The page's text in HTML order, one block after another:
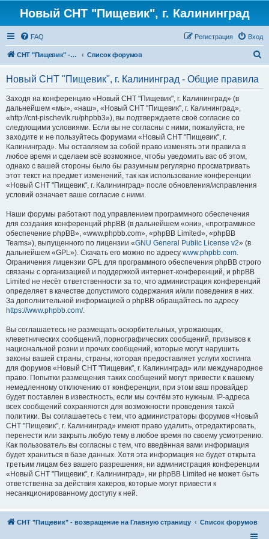
Новый СНТ "Пищевик", г. Калининград
FAQ Вход
Регистрация
СНТ "Пищевик" - возвращение на Главную страницу Список форумов
Новый СНТ "Пищевик", г. Калининград - Общие правила
Заходя на конференцию «Новый СНТ "Пищевик", г. Калининград» (в
дальнейшем «мы», «наш», «Новый СНТ "Пищевик", г. Калининград»,
«http://cnt-pischevik.ru/phpbb3»), вы подтверждаете своё согласие со
следующими условиями. Если вы не согласны с ними, пожалуйста, не
заходите и не пользуйтесь форумами «Новый СНТ "Пищевик", г.
Калининград». Мы оставляем за собой право изменять эти правила в
любое время и сделаем всё возможное, чтобы уведомить вас об этом,
однако с вашей стороны было бы разумным регулярно просматривать
этот текст на предмет изменений, так как использование конференции
«Новый СНТ "Пищевик", г. Калининград» после обновления/исправления
условий означает ваше согласие с ними.
Наши форумы работают под управлением программного обеспечения
для создания конференций phpBB (в дальнейшем «они», «программное
обеспечение phpBB», «www.phpbb.com», «phpBB Limited», «phpBB
Teams»), выпущенного по лицензии «GNU General Public License v2» (в
дальнейшем «GPL»). Скачать его можно по адресу www.phpbb.com.
Ограничения лицензии GPL для программного обеспечения phpBB строго
связаны с организацией и поддержкой интернет-конференций, и phpBB
Limited не несёт ответственности за то, что администрация конференций
определяет в качестве допустимого содержания и/или поведения в них.
За дополнительной информацией о phpBB обращайтесь по адресу
https://www.phpbb.com/.
Вы соглашаетесь не размещать оскорбительных, угрожающих,
клеветнических сообщений, порнографических сообщений, призывов к
национальной розни и прочих сообщений, которые могут нарушить
законы вашей страны, страны, которая предоставляет услуги хостинга
для форумов «Новый СНТ "Пищевик", г. Калининград» или международное
право. Попытки размещения таких сообщений могут привести к вашему
немедленному отключению от конференции, при этом ваш провайдер
будет поставлен в известность, если мы сочтём это нужным. IP-адреса
всех сообщений сохраняются для возможности проведения такой
политики. Вы соглашаетесь с тем, что администраторы форумов «Новый
СНТ "Пищевик", г. Калининград» имеют право удалить, отредактировать,
перенести или закрыть любую тему в любое время по своему усмотрению.
Как пользователь вы согласны с тем, что введённая вами информация
будет храниться в базе данных. Хотя эта информация не будет открыта
третьим лицам без вашего разрешения, ни администрация конференции
«Новый СНТ "Пищевик", г. Калининград», ни phpBB Limited не может быть
ответственна за действия хакеров, которые могут привести к
несанкционированному доступу к ней.
СНТ "Пищевик" - возвращение на Главную страницу Список форумов